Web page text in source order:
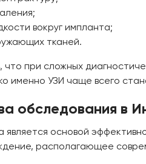
вокруг импланта;
тканей.
что при сложных
именно УЗИ чаще всего
обследования в
является основой
располагающее